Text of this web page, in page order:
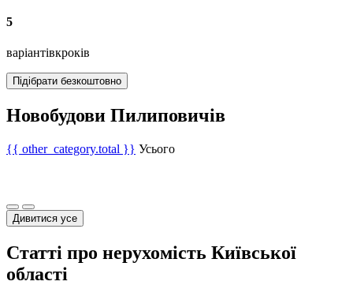
5
варіантівкроків
Підібрати безкоштовно
Новобудови Пилиповичів
{{ other_category.total }} Усього
Дивитися усе
Статті про нерухомість Київської
області